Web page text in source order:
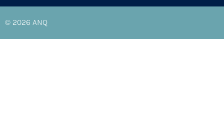
© 2026 ANQ